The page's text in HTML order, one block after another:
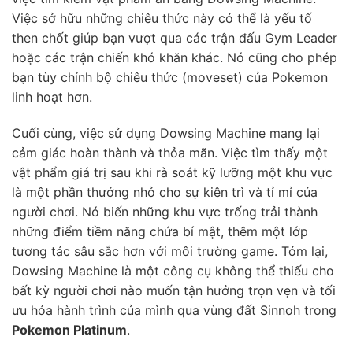
Việc sở hữu những chiêu thức này có thể là yếu tố
then chốt giúp bạn vượt qua các trận đấu Gym Leader
hoặc các trận chiến khó khăn khác. Nó cũng cho phép
bạn tùy chỉnh bộ chiêu thức (moveset) của Pokemon
linh hoạt hơn.
Cuối cùng, việc sử dụng Dowsing Machine mang lại
cảm giác hoàn thành và thỏa mãn. Việc tìm thấy một
vật phẩm giá trị sau khi rà soát kỹ lưỡng một khu vực
là một phần thưởng nhỏ cho sự kiên trì và tỉ mỉ của
người chơi. Nó biến những khu vực trống trải thành
những điểm tiềm năng chứa bí mật, thêm một lớp
tương tác sâu sắc hơn với môi trường game. Tóm lại,
Dowsing Machine là một công cụ không thể thiếu cho
bất kỳ người chơi nào muốn tận hưởng trọn vẹn và tối
ưu hóa hành trình của mình qua vùng đất Sinnoh trong
Pokemon Platinum.